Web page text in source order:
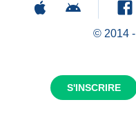
S'INSCRIRE
© 2014 -